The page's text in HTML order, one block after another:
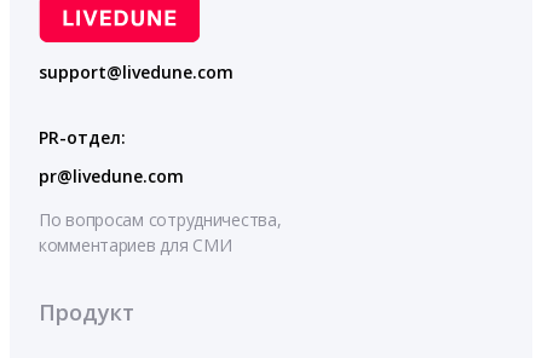
support@livedune.com
PR-отдел:
pr@livedune.com
По вопросам сотрудничества,
комментариев для СМИ
Продукт